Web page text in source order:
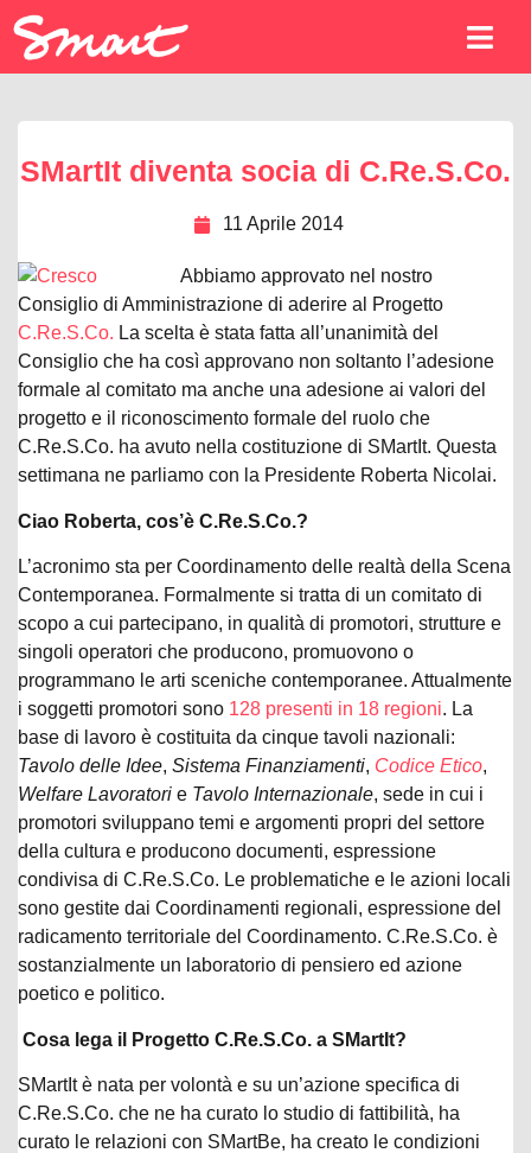
SMartIt diventa socia di C.Re.S.Co.
11 Aprile 2014
Abbiamo approvato nel nostro
Consiglio di Amministrazione di aderire al Progetto
C.Re.S.Co. La scelta è stata fatta all’unanimità del
Consiglio che ha così approvano non soltanto l’adesione
formale al comitato ma anche una adesione ai valori del
progetto e il riconoscimento formale del ruolo che
C.Re.S.Co. ha avuto nella costituzione di SMartIt. Questa
settimana ne parliamo con la Presidente Roberta Nicolai.
Ciao Roberta, cos’è C.Re.S.Co.?
L’acronimo sta per Coordinamento delle realtà della Scena
Contemporanea. Formalmente si tratta di un comitato di
scopo a cui partecipano, in qualità di promotori, strutture e
singoli operatori che producono, promuovono o
programmano le arti sceniche contemporanee. Attualmente
i soggetti promotori sono 128 presenti in 18 regioni. La
base di lavoro è costituita da cinque tavoli nazionali:
Tavolo delle Idee, Sistema Finanziamenti, Codice Etico,
Welfare Lavoratori e Tavolo Internazionale, sede in cui i
promotori sviluppano temi e argomenti propri del settore
della cultura e producono documenti, espressione
condivisa di C.Re.S.Co. Le problematiche e le azioni locali
sono gestite dai Coordinamenti regionali, espressione del
radicamento territoriale del Coordinamento. C.Re.S.Co. è
sostanzialmente un laboratorio di pensiero ed azione
poetico e politico.
Cosa lega il Progetto C.Re.S.Co. a SMartIt?
SMartIt è nata per volontà e su un’azione specifica di
C.Re.S.Co. che ne ha curato lo studio di fattibilità, ha
curato le relazioni con SMartBe, ha creato le condizioni